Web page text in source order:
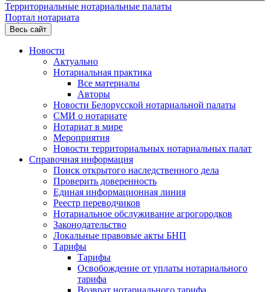
Территориальные нотариальные палаты
Портал нотариата
Весь сайт
Новости
Актуально
Нотариальная практика
Все материалы
Авторы
Новости Белорусской нотариальной палаты
СМИ о нотариате
Нотариат в мире
Мероприятия
Новости территориальных нотариальных палат
Справочная информация
Поиск открытого наследственного дела
Проверить доверенность
Единая информационная линия
Реестр переводчиков
Нотариальное обслуживание агрогородков
Законодательство
Локальные правовые акты БНП
Тарифы
Тарифы
Освобождение от уплаты нотариального
тарифа
Возврат нотариального тарифа